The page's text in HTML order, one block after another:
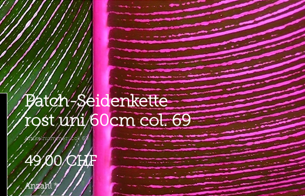
Patch-Seidenkette
rost uni 60cm col. 69
Artikelnummer: col. 69
49,00 CHFPreis
Anzahl *